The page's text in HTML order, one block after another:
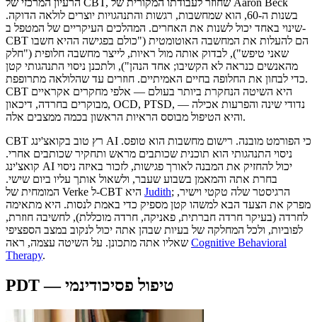
בשנות ה-60, הוא שמחשבות, רגשות והתנהגויות יוצרים לולאה הדוקה.
שינוי באחד יכול לשנות את האחרים. המהלכים העיקריים של המטפל ב-
CBT הם להעלות את המחשבה האוטומטית ("כולם בפגישה ההיא חשבו
שאני טיפש"), לבדוק אותה מול ראיות, לייצר מחשבה חלופית ("חלק
מהאנשים כנראה לא הקשיבו; אחד הנהן"), ולתכנן ניסוי התנהגותי קטן
כדי לבחון את החלופה בחיים האמיתיים. חוזרים עד שהלולאה מתרופפת.
CBT היא השיטה הנחקרת ביותר בעולם — אלפי מחקרים אקראיים
מבוקרים בחרדה, דיכאון, OCD, PTSD, נדודי שינה והפרעות אכילה —
והיא הטיפול מבוסס הראיות הראשון בכמה ממצבים אלה.
CBT רץ טוב בקואצ'ינג AI כי הפורמט מובנה. רישום מחשבות הוא טופס.
ניסוי התנהגותי הוא תוכנית שכותבים מראש ותחקיר שכותבים אחרי.
קואצ'ינג AI יכול להחזיק את המבנה לאורך פגישות, לזכור באיזה ניסוי
בחרת אתה והמאמן בשבוע שעבר, ולשאול אותך עליו ביום שישי.
Judith; הרגיסטר שלה טקטי וישיר,
מפרק את הצעד הבא למשהו קטן מספיק כדי באמת לנסות. היא מתאימה
לחרדה (בעיקר חרדה חברתית, פאניקה, חרדה מוכללת), לחשיבה חוזרת,
לפוביות, ולכל המחלקה של בעיות שבהן אתה יכול לנקוב במצב הספציפי
Cognitive Behavioral
Therapy.
PDT — טיפול פסיכודינמי